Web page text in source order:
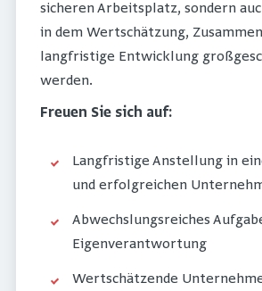
sicheren Arbeitsplatz, sondern
in dem Wertschätzung,
langfristige Entwicklung
werden.
Freuen Sie sich auf:
Langfristige Anstellung in
und erfolgreichen
Abwechslungsreiches
Eigenverantwortung
Wertschätzende